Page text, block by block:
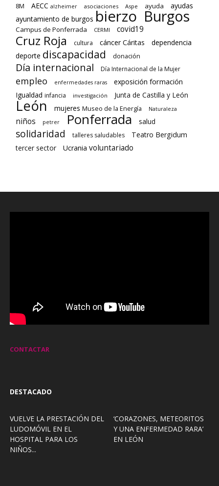
8M AECC alzheimer asociaciones Aspe ayuda
ayudas
ayuntamiento de burgos bierzo Burgos
Campus de Ponferrada CERMI covid19
Cruz Roja cultura cáncerCáritas
dependencia
deporte discapacidad donación
Día internacional Día Internacional de la Mujer
empleo enfermedades raras exposición formación
Igualdad infancia investigación Junta de Castilla y León
León mujeres Museo de la Energía Naturaleza
niños petrer Ponferrada salud
solidaridad talleres saludables
Teatro Bergidum
tercer sector
Ucrania voluntariado
CONTACTAR
DESTACADO
VUELVE LA PRESTACIÓN DEL
LUDOMÓVIL EN EL
HOSPITAL PARA LOS
NIÑOS...
‘CORAZONES, METEORITOS
Y UNA ENFERMEDAD RARA’
EN LEÓN